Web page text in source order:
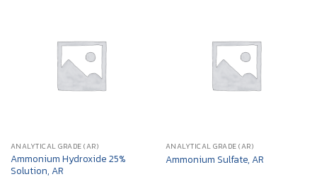
ANALYTICAL GRADE (AR)
Ammonium Hydroxide 25%
Solution, AR
ANALYTICAL GRADE (AR)
Ammonium Sulfate, AR